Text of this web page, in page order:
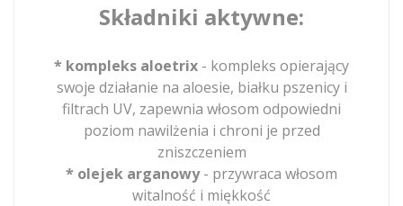
Składniki aktywne:
* kompleks aloetrix - kompleks opierający
swoje działanie na aloesie, białku pszenicy i
filtrach UV, zapewnia włosom odpowiedni
poziom nawilżenia i chroni je przed
zniszczeniem
* olejek arganowy- przywraca włosom
witalność i miękkość